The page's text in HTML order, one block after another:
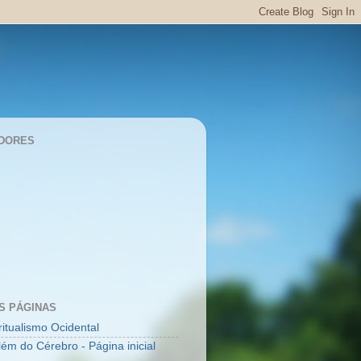
PÁGINAS
Ocidental
do Cérebro - Página inicial